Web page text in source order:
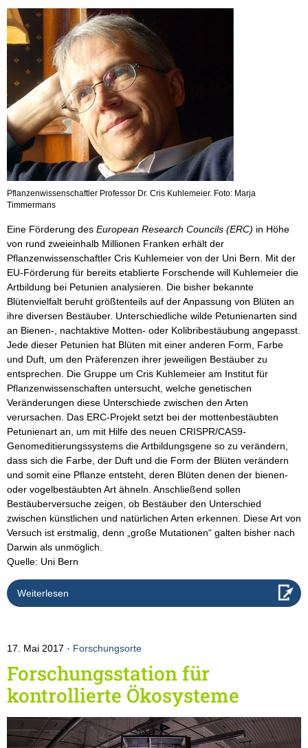
Pflanzenwissenschaftler Professor Dr. Cris Kuhlemeier. Foto: Marja
Timmermans
Eine Förderung des European Research Councils (ERC) in Höhe
von rund zweieinhalb Millionen Franken erhält der
Pflanzenwissenschaftler Cris Kuhlemeier von der Uni Bern. Mit der
EU-Förderung für bereits etablierte Forschende will Kuhlemeier die
Artbildung bei Petunien analysieren. Die bisher bekannte
Blütenvielfalt beruht größtenteils auf der Anpassung von Blüten an
ihre diversen Bestäuber. Unterschiedliche wilde Petunienarten sind
an Bienen-, nachtaktive Motten- oder Kolibribestäubung angepasst.
Jede dieser Petunien hat Blüten mit einer anderen Form, Farbe
und Duft, um den Präferenzen ihrer jeweiligen Bestäuber zu
entsprechen. Die Gruppe um Cris Kuhlemeier am Institut für
Pflanzenwissenschaften untersucht, welche genetischen
Veränderungen diese Unterschiede zwischen den Arten
verursachen. Das ERC-Projekt setzt bei der mottenbestäubten
Petunienart an, um mit Hilfe des neuen CRISPR/CAS9-
Genomeditierungssystems die Artbildungsgene so zu verändern,
dass sich die Farbe, der Duft und die Form der Blüten verändern
und somit eine Pflanze entsteht, deren Blüten denen der bienen-
oder vogelbestäubten Art ähneln. Anschließend sollen
Bestäuberversuche zeigen, ob Bestäuber den Unterschied
zwischen künstlichen und natürlichen Arten erkennen. Diese Art von
Versuch ist erstmalig, denn „große Mutationen“ galten bisher nach
Darwin als unmöglich.
Quelle: Uni Bern
Weiterlesen
17. Mai 2017 Forschungsorte
Forschungsstation für
kontrollierte Ökosysteme